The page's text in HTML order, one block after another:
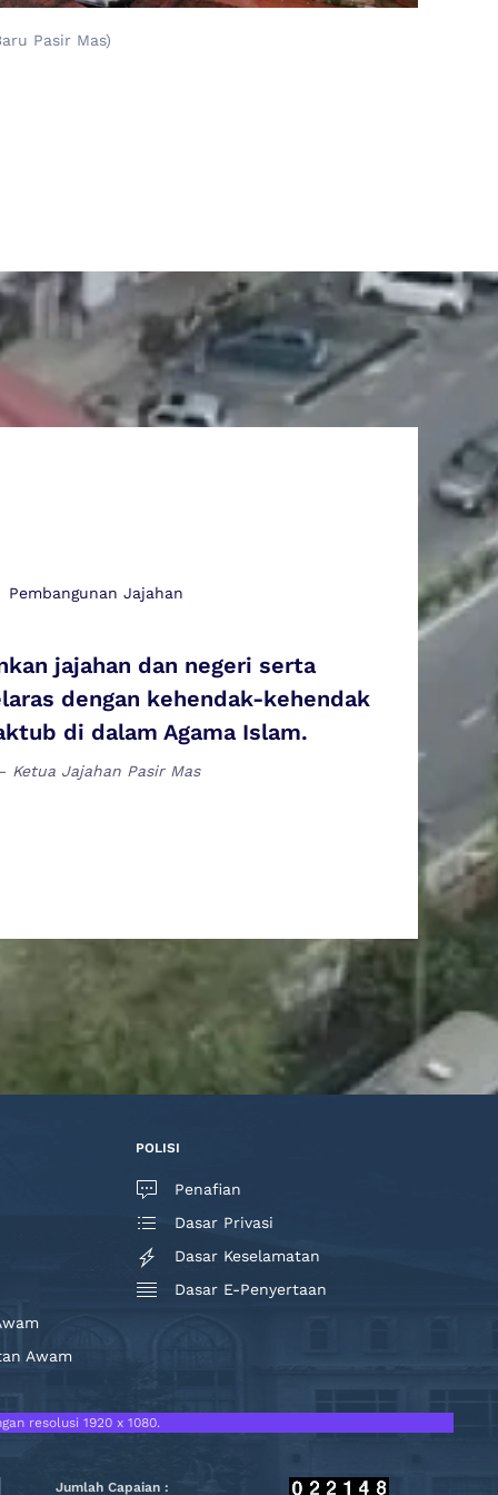
Pasir Mas)
Pembangunan Jajahan
jajahan dan negeri serta
dengan kehendak-kehendak
di dalam Agama Islam.
Ketua Jajahan Pasir Mas
Awam
POLISI
Penafian
Dasar Privasi
Dasar Keselamatan
Dasar E-Penyertaan
resolusi 1920 x 1080.
Jumlah Capaian :